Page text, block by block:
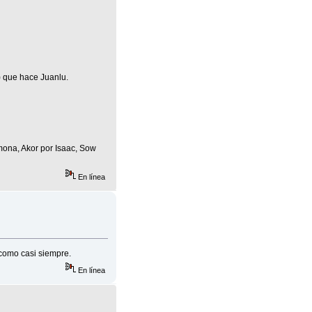
que hace Juanlu.
Akor por Isaac, Sow
En línea
casi siempre.
En línea